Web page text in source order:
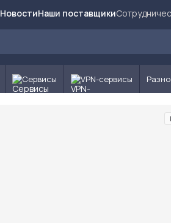
НовостиНаши поставщики
Сервисы VPN-сервисы